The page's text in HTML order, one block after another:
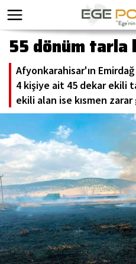
55 dönüm tarla
Afyonkarahisar'ın
4 kişiye ait 45 dekar ekili
ekili alan ise kısmen zarar